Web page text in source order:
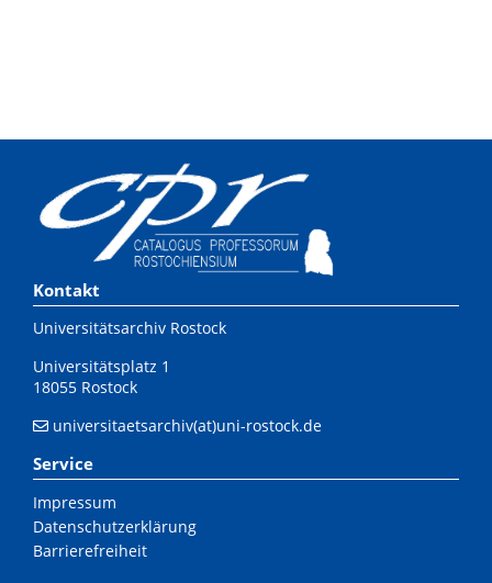
Kontakt
Universitätsarchiv Rostock
Universitätsplatz 1
18055 Rostock
universitaetsarchiv(at)uni-rostock.de
Service
Impressum
Datenschutzerklärung
Barrierefreiheit